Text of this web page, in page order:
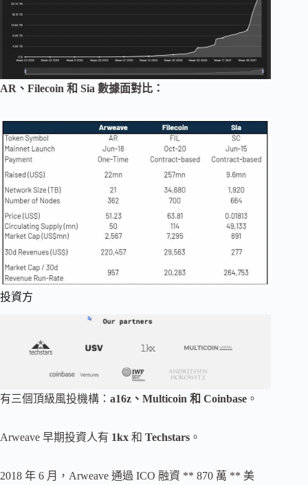
AR、Filecoin 和 Sia 數據面對比：
投資方
有三個頂級風投機構： a16z、Multicoin 和 Coinbase 。
Arweave 早期投資人有 1kx 和 Techstars 。
2018 年 6 月，Arweave 通過 ICO 融資 ** 870 萬 ** 美